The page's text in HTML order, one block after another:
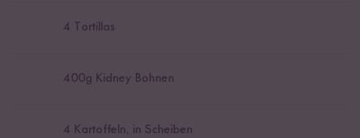
4 Tortillas
400g Kidney Bohnen
4 Kartoffeln, in Scheiben